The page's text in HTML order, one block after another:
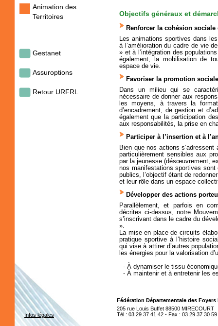
Animation des
Territoires
Gestanet
Assuroptions
Retour URFRL
Objectifs généraux et
Renforcer la cohésion sociale
Les animations sportives dans
à l’amélioration du cadre de vie
» et à l’intégration des
également, la mobilisation de
espace de vie.
Favoriser la promotion
Dans un milieu qui se
nécessaire de donner aux
les moyens, à travers la
d’encadrement, de gestion et
également que la participation
aux responsabilités, la prise en
Participer à l’insertion et à
Bien que nos actions
particulièrement sensibles aux
par la jeunesse (désœuvrement,
nos manifestations sportives
publics, l’objectif étant de
et leur rôle dans un espace
Développer des actions
Parallèlement, et parfois en
décrites ci-dessus, notre
s’inscrivant dans le cadre du
».
La mise en place de circuits
pratique sportive à l’histoire
qui vise à attirer d’autres
les énergies pour la valorisation
- À dynamiser le tissu
- À maintenir et à entretenir les
Infos légales
Fédération Départementale des Foyers
205 rue Louis Buffet 88500 MIRECOURT
Tél : 03 29 37 41 42 - Fax : 03 29 37 30